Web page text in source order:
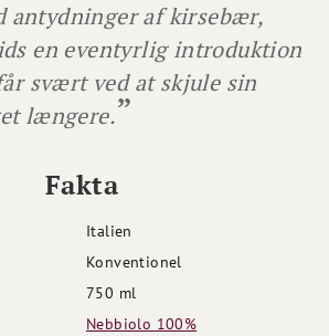
antydninger af kirsebær,
en eventyrlig introduktion
svært ved at skjule sin
længere.
Italien
Konventionel
750 ml
Nebbiolo 100%
Fakta